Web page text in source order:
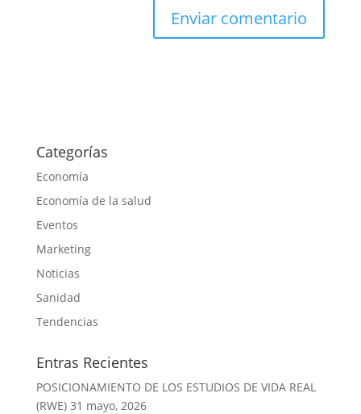
Categorías
Economía
Economía de la salud
Eventos
Marketing
Noticias
Sanidad
Tendencias
Entras Recientes
POSICIONAMIENTO DE LOS ESTUDIOS DE VIDA REAL
(RWE) 31 mayo, 2026